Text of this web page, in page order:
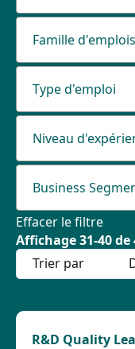
Famille d'emplois
Type d'emploi
Niveau
Business
Effacer le filtre
Affichage31-40de
Trier par
R&D Quality